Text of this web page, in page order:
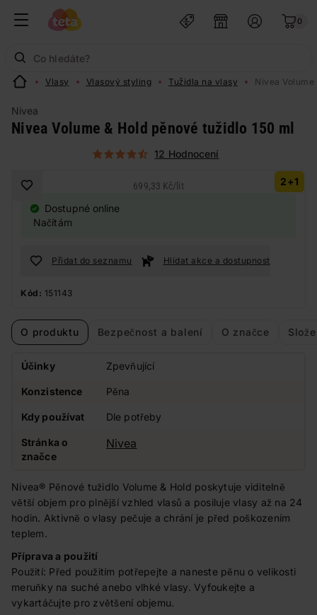
0
Vlasy Vlasový styling Tužidla na vlasy Nivea
Nivea
Nivea Volume & Hold pěnové tužidlo 150 ml
12 Hodnocení
2+1
699,33 Kč/ lit
Dostupné online
Načítám
Přidat do seznamu Hlídat akce a dostupnost
Kód: 151143
O produktu Bezpečnost a balení O značce
Účinky Zpevňující
Konzistence Pěna
Kdy používat Dle potřeby
Stránka o
značce
Nivea
Nivea® Pěnové tužidlo Volume & Hold poskytuje viditelně
větší objem pro plnější vzhled vlasů a posiluje vlasy až na 24
hodin. Aktivně o vlasy pečuje a chrání je před poškozením
teplem.
Příprava a použití
Použití: Před použitím potřepejte a naneste pěnu o velikosti
meruňky na suché anebo vlhké vlasy. Vyfoukejte a
vykartáčujte pro zvětšení objemu.